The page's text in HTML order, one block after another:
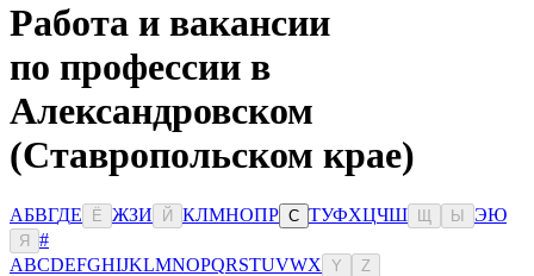
Работа и вакансии
по профессии в
Александровском
(Ставропольском крае)
АБВГДЕ Ё ЖЗИ Й КЛМНОПР С ТУФХЦЧШ Ы ЭЮ
Я
#
ABCDEFGHIJKLMNOPQRSTUVWX Y Z